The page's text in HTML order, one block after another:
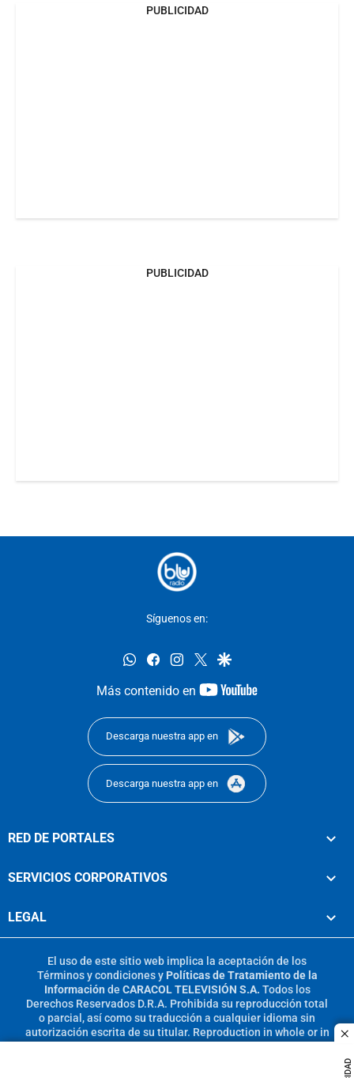
PUBLICIDAD
PUBLICIDAD
Síguenos en:
whatsappfacebookinstagram
twittergoogle
Más contenido en
youtube-
Descarga nuestra app en
Descarga nuestra app en
RED DE PORTALES
SERVICIOS CORPORATIVOS
LEGAL
El uso de este sitio web implica la aceptación de los
Términos y condicionesy Políticas de Tratamiento de la
Información de CARACOL TELEVISIÓN S.A. Todos los
Derechos Reservados D.R.A. Prohibida su reproducción total
o parcial, así como su traducción a cualquier idioma sin
autorización escrita de su titular. Reproduction in whole or in